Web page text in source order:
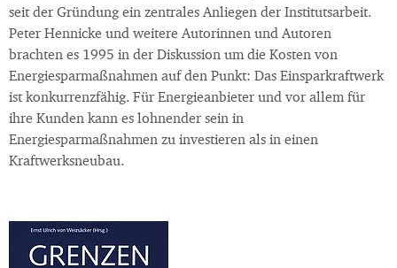
seit der Gründung ein zentrales Anliegen der Institutsarbeit.
Peter Hennicke und weitere Autorinnen und Autoren
brachten es 1995 in der Diskussion um die Kosten von
Energiesparmaßnahmen auf den Punkt: Das Einsparkraftwerk
ist konkurrenzfähig. Für Energieanbieter und vor allem für
ihre Kunden kann es lohnender sein in
Energiesparmaßnahmen zu investieren als in einen
Kraftwerksneubau.